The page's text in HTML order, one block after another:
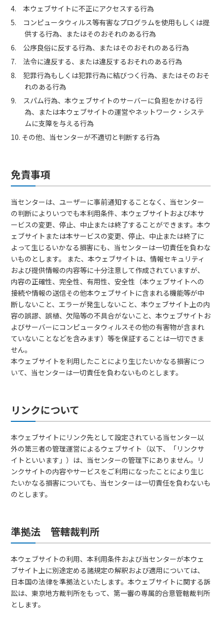
4. 本ウェブサイトに不正にアクセスする行為
5. コンピュータウィルス等有害なプログラムを使用もしくは提
供する行為、またはそのおそれのある行為
6. 公序良俗に反する行為、またはそのおそれのある行為
7. 法令に違反する、または違反するおそれのある行為
8. 犯罪行為もしくは犯罪行為に結びつく行為、またはそのおそ
れのある行為
9. スパム行為、本ウェブサイトのサーバーに負担をかける行
為、または本ウェブサイトの運営やネットワーク・システ
ムに支障を与える行為
10. その他、当センターが不適切と判断する行為
免責事項
当センターは、ユーザーに事前通知することなく、当センター
の判断によりいつでも本利用条件、本ウェブサイトおよび本サ
ービスの変更、停止、中止または終了することができます。本ウ
ェブサイトまたは本サービスの変更、停止、中止または終了に
よって生じるいかなる損害にも、当センターは一切責任を負わな
いものとします。 また、本ウェブサイトは、情報セキュリティ
および提供情報の内容等に十分注意して作成されていますが、
内容の正確性、完全性、有用性、安全性（本ウェブサイトへの
接続や情報の送信その他本ウェブサイトに含まれる機能等が中
断しないこと、エラーが発生しないこと、本ウェブサイト上の内
容の誤謬、誤植、欠陥等の不具合がないこと、本ウェブサイトお
よびサーバーにコンピュータウィルスその他の有害物が含まれ
ていないことなどを含みます）等を保証することは一切できま
せん。
本ウェブサイトを利用したことにより生じたいかなる損害につ
いて、当センターは一切責任を負わないものとします。
リンクについて
本ウェブサイトにリンク先として設定されている当センター以
外の第三者の管理運営によるウェブサイト（以下、「リンクサ
イトといいます」）は、当センターの管理下にありません。リ
ンクサイトの内容やサービスをご利用になったことにより生じ
たいかなる損害についても、当センターは一切責任を負わないも
のとします。
準拠法 管轄裁判所
本ウェブサイトの利用、本利用条件および当センターが本ウェ
ブサイト上に別途定める諸規定の解釈および適用については、
日本国の法律を準拠法といたします。本ウェブサイトに関する訴
訟は、東京地方裁判所をもって、第一審の専属的合意管轄裁判所
とします。